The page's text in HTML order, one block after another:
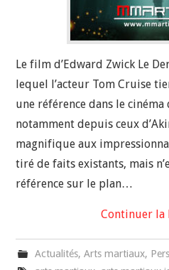
Le film d’Edward Zwick Le
lequel l’acteur Tom Cruise
une référence dans le
notamment depuis ceux
magnifique aux
tiré de faits existants, mais
référence sur le plan…
Continuer la
Actualités, Arts martiaux,